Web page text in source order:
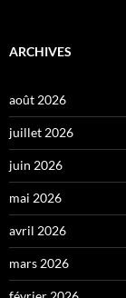
ARCHIVES
août 2026
juillet 2026
juin 2026
mai 2026
avril 2026
mars 2026